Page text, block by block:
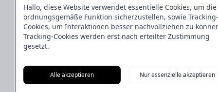
Hallo, diese Website verwendet essentielle Cookies, um die
ordnungsgemäße Funktion sicherzustellen, sowie Tracking-
Cookies, um Interaktionen besser nachvollziehen zu
Tracking-Cookies werden erst nach erteilter Zustimmung
gesetzt.
Alle akzeptieren Nur essenzielle akzeptieren